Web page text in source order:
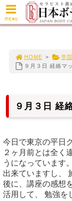
HOME > 学
９月３日 経絡マ
９月３日 経
今日で東京の平日
２ヶ月前とは全く
うになっています
出来ていますし、
後に、講座の感想
活用して、 勉強を
MENU